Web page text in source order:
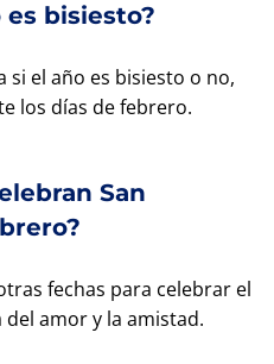
es bisiesto?
si el año es bisiesto o no,
los días de febrero.
San
fechas para celebrar el
del amor y la amistad.